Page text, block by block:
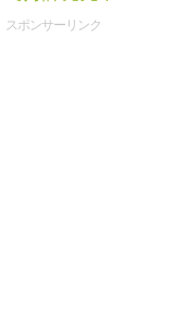
スポンサーリンク